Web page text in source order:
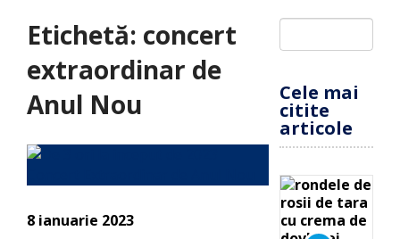
Etichetă: concert
extraordinar de
Anul Nou
8 ianuarie 2023
Cele mai
citite
articole